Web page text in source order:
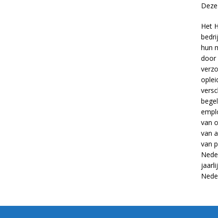
Het
hun
door
van
van
van